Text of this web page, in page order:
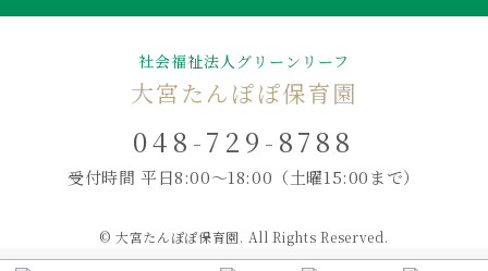
社会福祉法人グリーンリーフ
大宮たんぽぽ保育園
048-729-8788
受付時間 平日8:00～18:00 （土曜15:00まで）
© 大宮たんぽぽ保育園. All Rights Reserved.